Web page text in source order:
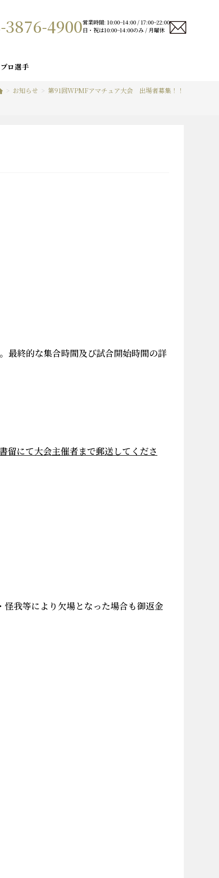
3876-4900営業時間: 10:00~14:00 / 17:00~22:00
日・祝は10:00~14:00のみ / 月曜休
プロ選手
> お知らせ > 第91回WPMFアマチュア大会 出場者募集！！
最終的な集合時間及び試合開始時間の詳
留にて大会主催者まで郵送してくださ
我等により欠場となった場合も御返金